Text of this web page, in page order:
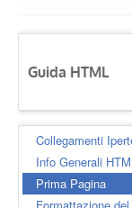
Guida HTML
Collegamenti
Info Generali
Prima Pagina